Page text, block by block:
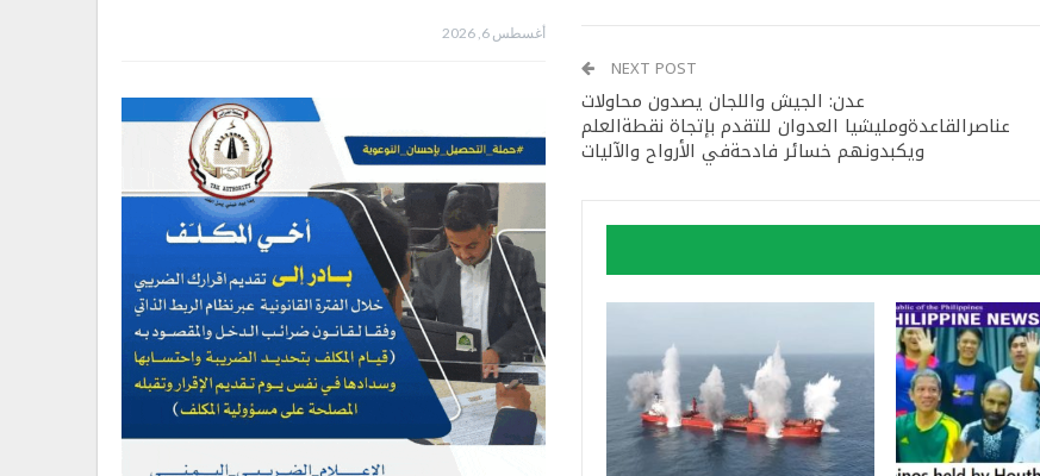
NEXT POST
عدن: الجيش واللجان يصدون محاولات
عناصرالقاعدةومليشيا العدوان للتقدم بإتجاة نقطةالعلم
ويكبدونهم خسائر فادحةفي الأرواح والآليات
أغسطس 6, 2026